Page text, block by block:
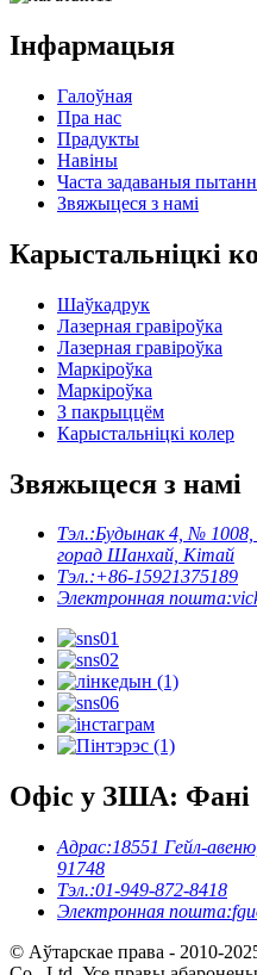
Інфармацыя
Галоўная
Пра нас
Прадукты
Навіны
Часта задаваныя
Звяжыцеся з намі
Карыстальніцкі
Шаўкадрук
Лазерная гравіроўка
Лазерная гравіроўка
Маркіроўка
Маркіроўка
З пакрыццём
Карыстальніцкі колер
Звяжыцеся з намі
Тэл.:Будынак 4, № 1008,
горад Шанхай, Кітай
Тэл.:+86-15921375189
Электронная пошта:
Офіс у ЗША: Фані
Адрас:18551 Гейл-
91748
Тэл.:01-949-872-8418
Электронная пошта:
© Аўтарскае права - 2010-